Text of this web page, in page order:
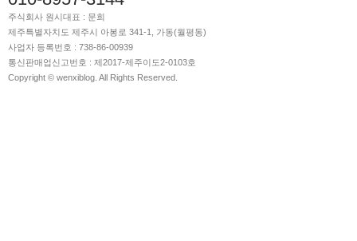
주식회사 원시대표 : 문희
제주특별자치도 제주시 아봉로 341-1, 가동(월평동)
사업자 등록번호 : 738-86-00939
통신판매업신고번호 : 제2017-제주이도2-0103호
Copyright © wenxiblog. All Rights Reserved.